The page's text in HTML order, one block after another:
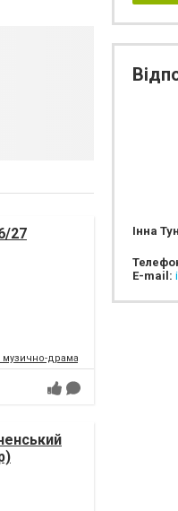
27
драматичний театр
Інна
E-mail: